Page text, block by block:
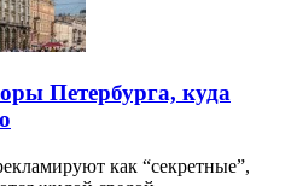
Петербурга, куда
как “секретные”,